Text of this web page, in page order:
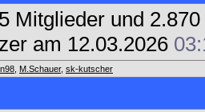
Mitglieder und
am 12.03.2026
M.Schauer, sk-kutscher